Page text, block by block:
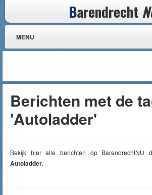
Barendrecht
MENU
Berichten met de
'Autoladder'
Bekijk hier alle berichten op BarendrechtNU
Autoladder.